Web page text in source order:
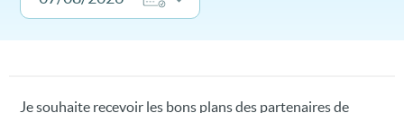
Je souhaite recevoir les bons plans des partenaires de